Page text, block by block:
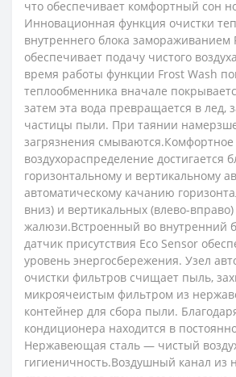
что обеспечивает комфортный сон
Инновационная функция очистки
внутреннего блока замораживанием
обеспечивает подачу чистого
время работы функции Frost Wash
теплообменника вначале
затем эта вода превращается в лед,
частицы пыли. При таянии
загрязнения смываются.Комфортное
воздухораспределение достигается
горизонтальному и вертикальному
автоматическому качанию
вниз) и вертикальных (влево-вправо)
жалюзи.Встроенный во внутренний
датчик присутствия Eco Sensor
уровень энергосбережения. Узел
очистки фильтров счищает пыль,
микроячеистым фильтром из
контейнер для сбора пыли.
кондиционера находится в
Нержавеющая сталь — чистый
гигиеничность.Воздушный канал